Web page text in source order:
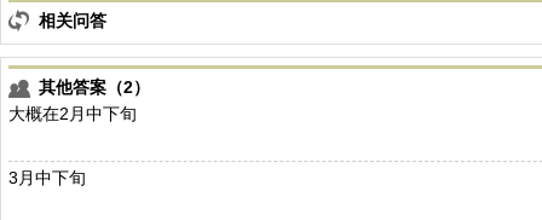
相关问答
其他答案（2）
大概在2月中下旬
3月中下旬